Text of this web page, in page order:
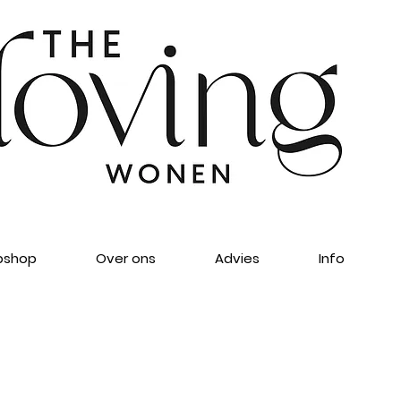
Over ons Advies Info